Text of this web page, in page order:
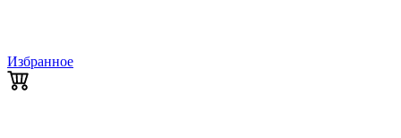
Избранное